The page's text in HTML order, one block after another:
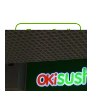
Подробней